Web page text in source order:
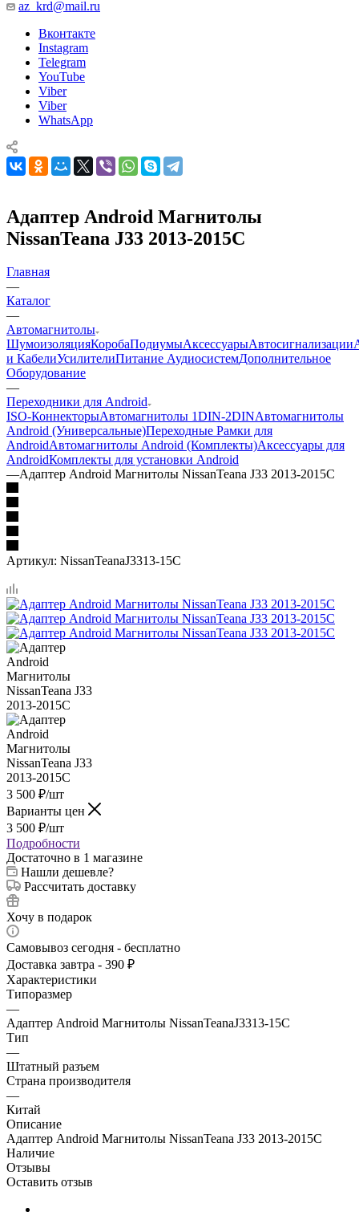
az_krd@mail.ru
Вконтакте
Instagram
Telegram
YouTube
Viber
Viber
WhatsApp
Адаптер Android Магнитолы
NissanTeana J33 2013-2015C
Главная
—
Каталог
—
Автомагнитолы
ШумоизоляцияКоробаПодиумыАксессуарыАвтосигнализации
и КабелиУсилителиПитание АудиосистемДополнительное
Оборудование
—
Переходники для Android
ISO-КоннекторыАвтомагнитолы 1DIN-2DINАвтомагнитолы
Android (Универсальные)Переходные Рамки для
AndroidАвтомагнитолы Android (Комплекты)Аксессуары для
AndroidКомплекты для установки Android
—Адаптер Android Магнитолы NissanTeana J33 2013-2015C
Артикул: NissanTeanaJ3313-15C
3 500 ₽/шт
Варианты цен
3 500 ₽/шт
Подробности
Достаточно в 1 магазине
Нашли дешевле?
Рассчитать доставку
Хочу в подарок
Самовывоз сегодня - бесплатно
Доставка завтра - 390 ₽
Характеристики
Типоразмер
—
Адаптер Android Магнитолы NissanTeanaJ3313-15C
Тип
—
Штатный разъем
Страна производителя
—
Китай
Описание
Адаптер Android Магнитолы NissanTeana J33 2013-2015C
Наличие
Отзывы
Оставить отзыв